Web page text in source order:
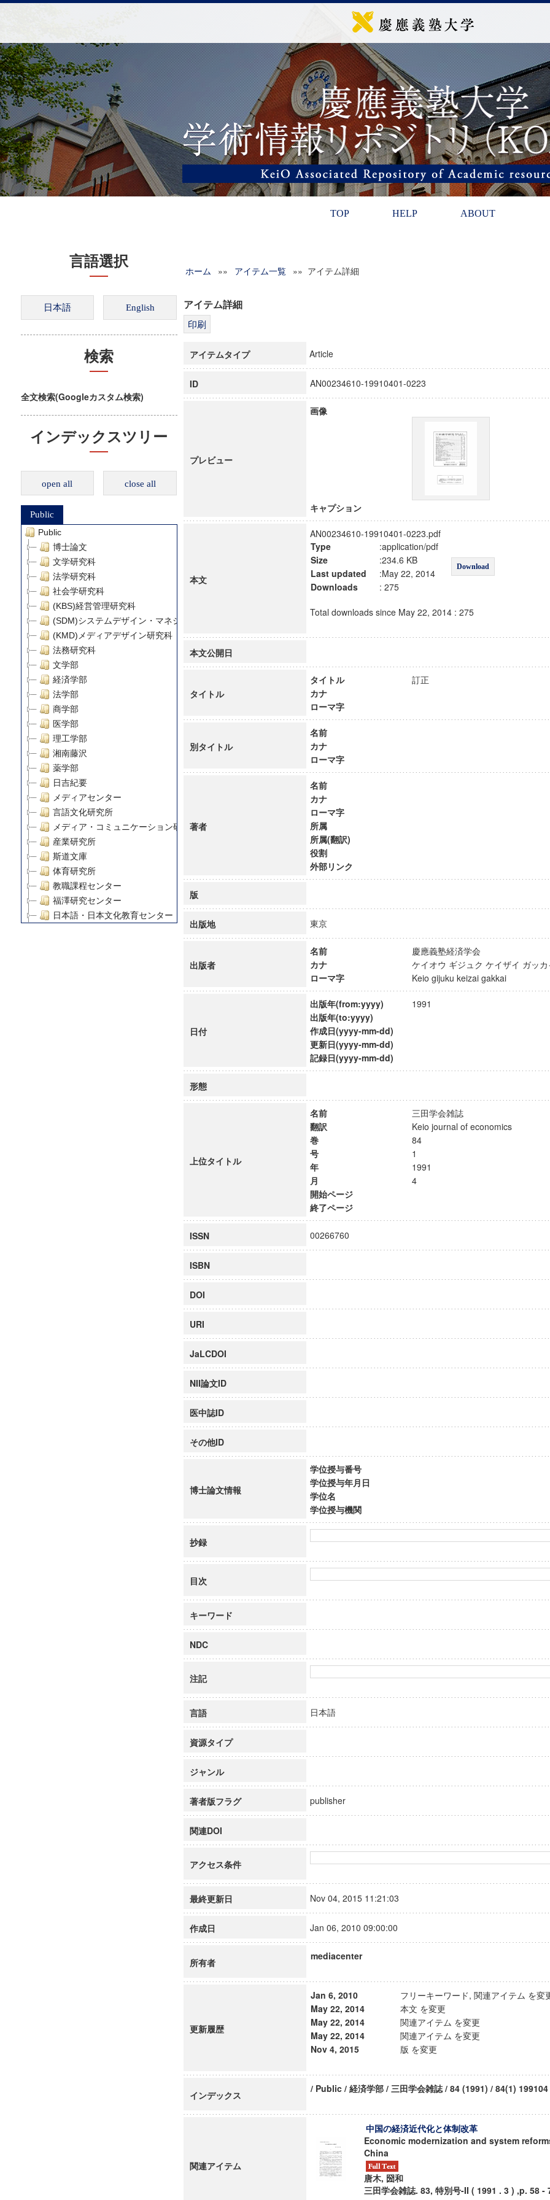
TOP HELP ABOUT
言語選択
検索
全文検索(Googleカスタム検索)
インデックスツリー
open all close all
Public
Public
博士論文
文学研究科
法学研究科
社会学研究科
(KBS)経営管理研究科
(SDM)システムデザイン・マネジメント研究科
(KMD)メディアデザイン研究科
法務研究科
文学部
経済学部
法学部
商学部
医学部
理工学部
湘南藤沢
薬学部
日吉紀要
メディアセンター
言語文化研究所
メディア・コミュニケーション研究所
産業研究所
斯道文庫
体育研究所
教職課程センター
福澤研究センター
日本語・日本文化教育センター
デジタルメディア・コンテンツ統合研究センター
慶應義塾大学グローバルCOEプログラム市民社会ガバナンス教育研究センター
慶應義塾大学グローバルCOEプログラム論理と感性の先端的教育研究拠点
博士課程教育リーディングプログラム「超成熟社会発展のサイエンス」
ホーム »» アイテム一覧 »» アイテム詳細
アイテム詳細
アイテムタイプ Article
ID AN00234610-19910401-0223
プレビュー
画像
キャプション
本文
AN00234610-19910401-0223.pdf
Type
:application/pdf
Download
Size
:234.6 KB
Last updated
:May 22, 2014
Downloads
: 275
Total downloads since May 22, 2014 : 275
本文公開日
タイトル
タイトル
訂正
カナ
ローマ字
別タイトル
名前
カナ
ローマ字
著者
名前
カナ
ローマ字
所属
所属(翻訳)
役割
外部リンク
版
出版地 東京
出版者
名前
慶應義塾経済学会
カナ
ケイオウ ギジュク ケイザイ ガ
ローマ字
Keio gijuku keizai gakkai
日付
出版年(from:yyyy)
1991
出版年(to:yyyy)
作成日(yyyy-mm-dd)
更新日(yyyy-mm-dd)
記録日(yyyy-mm-dd)
形態
上位タイトル
名前
三田学会雑誌
翻訳
Keio journal of economics
巻
84
号
1
年
1991
月
4
開始ページ
終了ページ
ISSN 00266760
ISBN
DOI
URI
JaLCDOI
NII論文ID
医中誌ID
その他ID
博士論文情報
学位授与番号
学位授与年月日
学位名
学位授与機関
抄録
目次
キーワード
NDC
注記
言語 日本語
資源タイプ
ジャンル
著者版フラグ publisher
関連DOI
アクセス条件
最終更新日 Nov 04, 2015 11:21:03
作成日 Jan 06, 2010 09:00:00
所有者
mediacenter
更新履歴
Jan 6, 2010
フリーキーワード, 関連アイテム を変
May 22, 2014
本文 を変更
May 22, 2014
関連アイテム を変更
May 22, 2014
関連アイテム を変更
Nov 4, 2015
版 を変更
インデックス
/ Public / 経済学部 / 三田学会雑誌 / 84 (1991) / 84(1) 199104
関連アイテム
中国の経済近代化と体制改革
Economic modernization and system
China
唐木, 圀和
三田学会雑誌. 83, 特別号-II ( 1991 . 3 ) ,p. 58 -